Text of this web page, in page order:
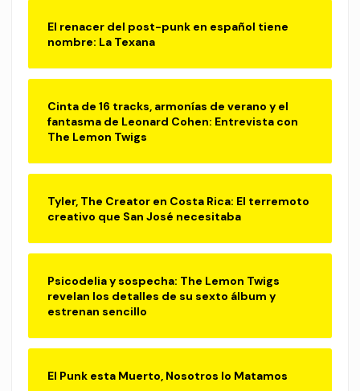
El renacer del post-punk en español tiene
nombre: La Texana
Cinta de 16 tracks, armonías de verano y el
fantasma de Leonard Cohen: Entrevista con
The Lemon Twigs
Tyler, The Creator en Costa Rica: El terremoto
creativo que San José necesitaba
Psicodelia y sospecha: The Lemon Twigs
revelan los detalles de su sexto álbum y
estrenan sencillo
El Punk esta Muerto, Nosotros lo Matamos